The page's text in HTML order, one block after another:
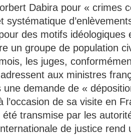
Dabira pour « crimes
systématique
des motifs idéologiques
un groupe de population
les juges,
aux ministres
demande de «
l’occasion de sa visite en
été transmise par les
de justice rend